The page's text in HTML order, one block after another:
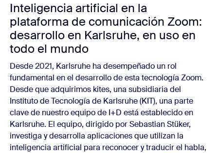
Inteligencia artificial en la
plataforma de comunicación Zoom:
desarrollo en Karlsruhe, en uso en
todo el mundo
Desde 2021, Karlsruhe ha desempeñado un rol
fundamental en el desarrollo de esta tecnología Zoom.
Desde que adquirimos kites, una subsidiaria del
Instituto de Tecnología de Karlsruhe (KIT), una parte
clave de nuestro equipo de I+D está establecido en
Karlsruhe. El equipo, dirigido por Sebastian Stüker,
investiga y desarrolla aplicaciones que utilizan la
inteligencia artificial para reconocer y traducir el habla,